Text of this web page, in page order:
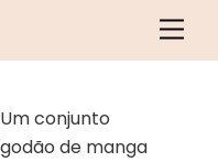
conjunto
de manga